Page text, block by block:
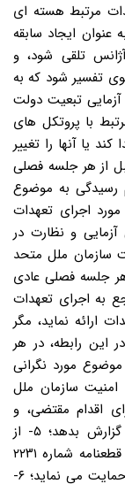
مرتبط هسته ای
ایجاد سابقه
تلقی شود، و
تفسیر شود که به
تبعیت دولت
با پروتکل های
یا آنها را تغییر
از هر جلسه فصلی
رسیدگی به موضوع
اجرای تعهدات
و نظارت در
(۲۰۱۵) شورای امنیت سازمان ملل متحد
هر جلسه فصلی عادی
به اجرای تعهدات
ارائه نماید، مگر
این رابطه، در هر
مورد نگرانی
۲۲۳۱ (۲۰۱۵) شورای امنیت سازمان ملل
اقدام مقتضی، و
همزمان به شورای امنیت سازمان ملل متحد، گزارش بدهد؛ ۵- از
دبیرخانه آژانس در انجام فعالیت هایی که طبق قطعنامه شماره ۲۲۳۱
(۲۰۱۵) و برجام بر عهده آن گذاشته شده است، حمایت می نماید؛ ۶-